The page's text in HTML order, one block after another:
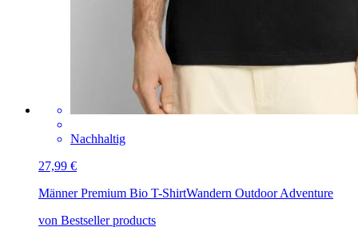
Nachhaltig
27,99 €
Männer Premium Bio T-ShirtWandern Outdoor Adventure
von Bestseller products